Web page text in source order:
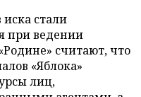
стали
при ведении
считают, что
«Яблока»
лиц,